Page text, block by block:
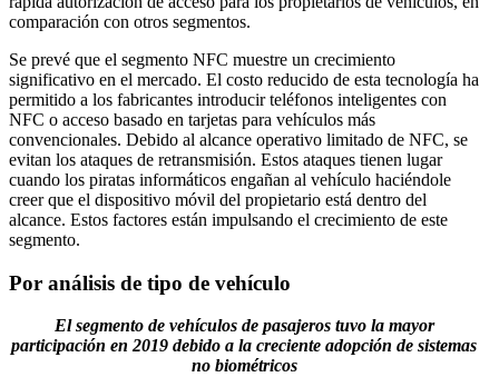
comparación con otros segmentos.
Se prevé que el segmento NFC muestre un crecimiento
significativo en el mercado. El costo reducido de esta tecnología ha
permitido a los fabricantes introducir teléfonos inteligentes con
NFC o acceso basado en tarjetas para vehículos más
convencionales. Debido al alcance operativo limitado de NFC, se
evitan los ataques de retransmisión. Estos ataques tienen lugar
cuando los piratas informáticos engañan al vehículo haciéndole
creer que el dispositivo móvil del propietario está dentro del
alcance. Estos factores están impulsando el crecimiento de este
segmento.
Por análisis de tipo de vehículo
El segmento de vehículos de pasajeros tuvo la mayor
participación en 2019 debido a la creciente adopción de sistemas
no biométricos